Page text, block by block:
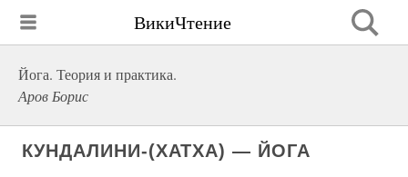
ВикиЧтение
Йога. Теория и практика.
Аров Борис
КУНДАЛИНИ-(ХАТХА) — ЙОГА